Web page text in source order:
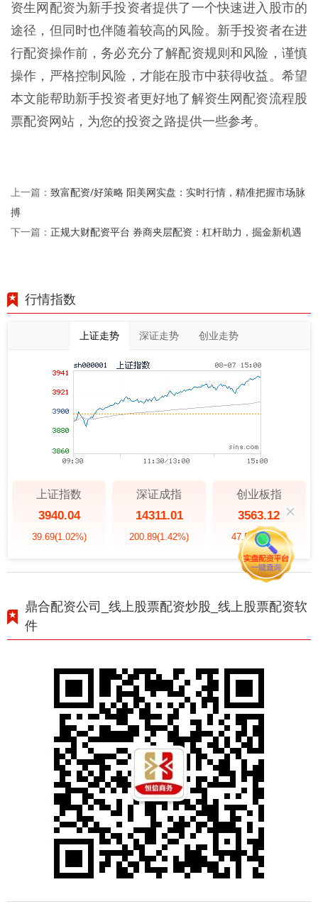
资生网配资为新手投资者提供了一个快速进入股市的
途径，但同时也伴随着较高的风险。新手投资者在进
行配资操作前，务必充分了解配资规则和风险，谨慎
操作，严格控制风险，才能在股市中获得收益。希望
本文能帮助新手投资者更好地了解资生网配资流程股
票配资网站，为您的投资之路提供一些参考。
上一篇： 致富配资/好策略 阳美网实盘：实时行情，精准把握市场脉
搏
下一篇： 正规大财配资平台 券商夹层配资：杠杆助力，掘金新机遇
行情指数
上证走势 深证走势 创业走势
上证指数
3940.04
39.69(1.02%)
深证成指
14311.01
200.89(1.42%)
创业板指
3563.12
47.56(1.35%)
鼎合配资公司_线上股票配资炒股_线上股票配资软
件